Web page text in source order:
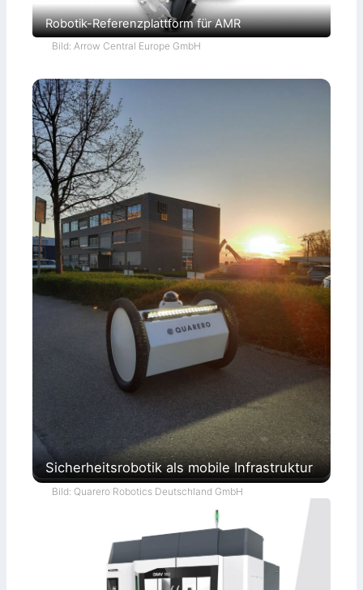
Robotik-Referenzplattform für AMR
Bild: Arrow Central Europe GmbH
Sicherheitsrobotik als mobile Infrastruktur
Bild: Quarero Robotics Deutschland GmbH